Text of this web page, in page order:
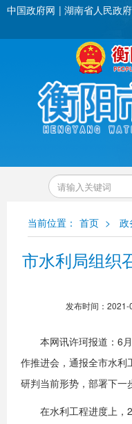
中国政府网 湖南省人民政
当前位置： 首页 > 政
市水利局组织
发布时间：2021-
本网讯许珂报道：6
作推进会，通报全市水利
研判当前形势，部署下一
在水利工程进度上，